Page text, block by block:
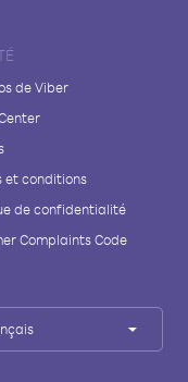
de Viber
et conditions
de confidentialité
Complaints Code